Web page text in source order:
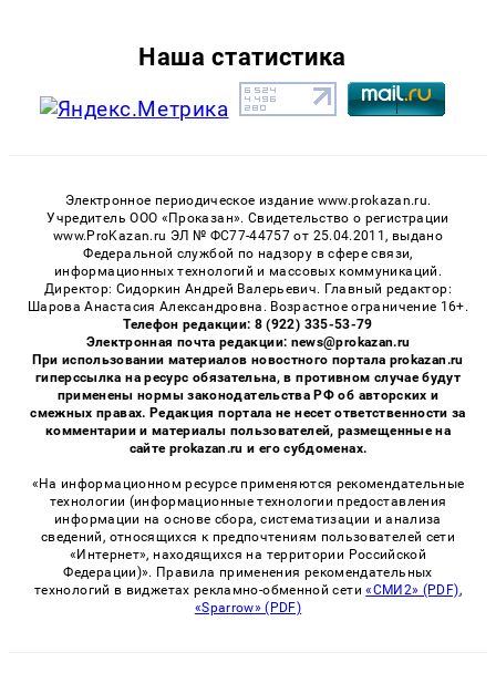
Наша статистика
Электронное периодическое издание www.prokazan.ru.
Учредитель ООО «Проказан». Cвидетельство о регистрации
www.ProKazan.ru ЭЛ № ФС77-44757 от 25.04.2011, выдано
Федеральной службой по надзору в сфере связи,
информационных технологий и массовых коммуникаций.
Директор: Сидоркин Андрей Валерьевич. Главный редактор:
Шарова Анастасия Александровна. Возрастное ограничение 16+.
Телефон редакции: 8 (922) 335-53-79
Электронная почта редакции: news@prokazan.ru
При использовании материалов новостного портала prokazan.ru
гиперссылка на ресурс обязательна, в противном случае будут
применены нормы законодательства РФ об авторских и
смежных правах. Редакция портала не несет ответственности за
комментарии и материалы пользователей, размещенные на
сайте prokazan.ru и его субдоменах.
«На информационном ресурсе применяются рекомендательные
технологии (информационные технологии предоставления
информации на основе сбора, систематизации и анализа
сведений, относящихся к предпочтениям пользователей сети
«Интернет», находящихся на территории Российской
Федерации)». Правила применения рекомендательных
технологий в виджетах рекламно-обменной сети«СМИ2» (PDF),
«Sparrow» (PDF)